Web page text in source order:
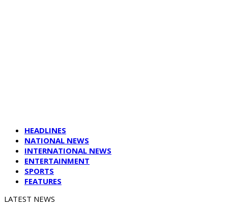
HEADLINES
NATIONAL NEWS
INTERNATIONAL NEWS
ENTERTAINMENT
SPORTS
FEATURES
LATEST NEWS